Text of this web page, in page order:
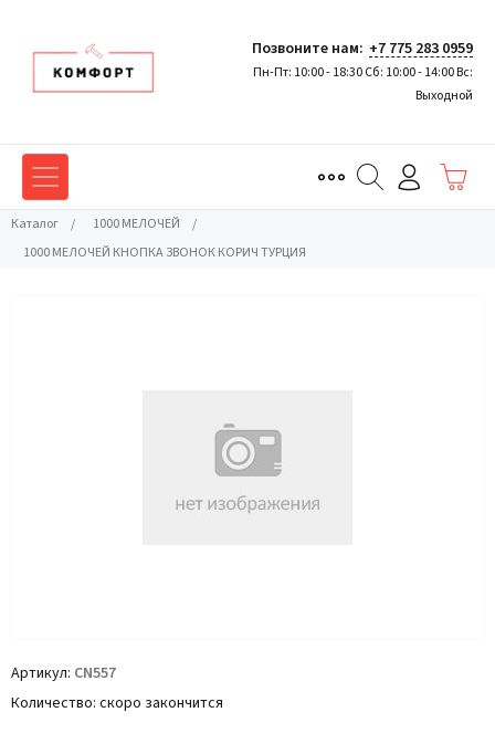
Позвоните нам: +7 775 283 0959
Пн-Пт: 10:00 - 18:30 Сб: 10:00 - 14:00 Вс:
Выходной
Каталог / 1000 МЕЛОЧЕЙ
/
1000 МЕЛОЧЕЙ КНОПКА ЗВОНОК КОРИЧ ТУРЦИЯ
Артикул CN557
Количество скоро закончится